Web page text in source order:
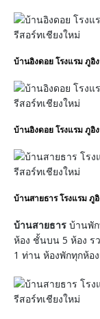
บ้านอิงดอย โรงแรม ภูอิ
บ้านอิงดอย โรงแรม ภูอิ
บ้านสายธาร โรงแรม ภู
บ้านสายธาร บ้านพั
ห้อง ชั้นบน 5 ห้อง ร
1 ท่าน ห้องพักทุกห้อ